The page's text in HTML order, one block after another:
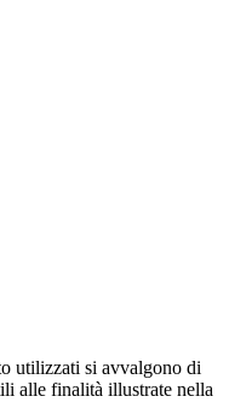
utilizzati si avvalgono di
alle finalità illustrate nella